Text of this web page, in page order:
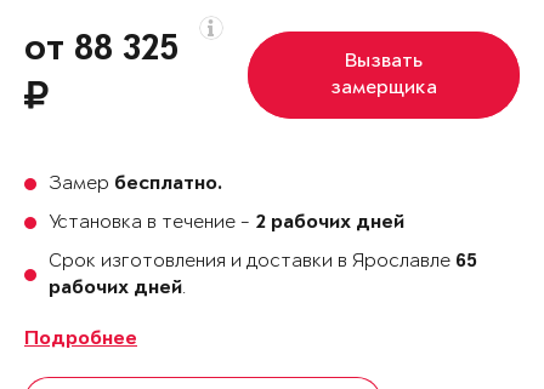
от 88 325
Вызвать
замерщика
Замер бесплатно.
Установка в течение - 2 рабочих дней
Срок изготовления и доставки в Ярославле 65
рабочих дней.
Подробнее